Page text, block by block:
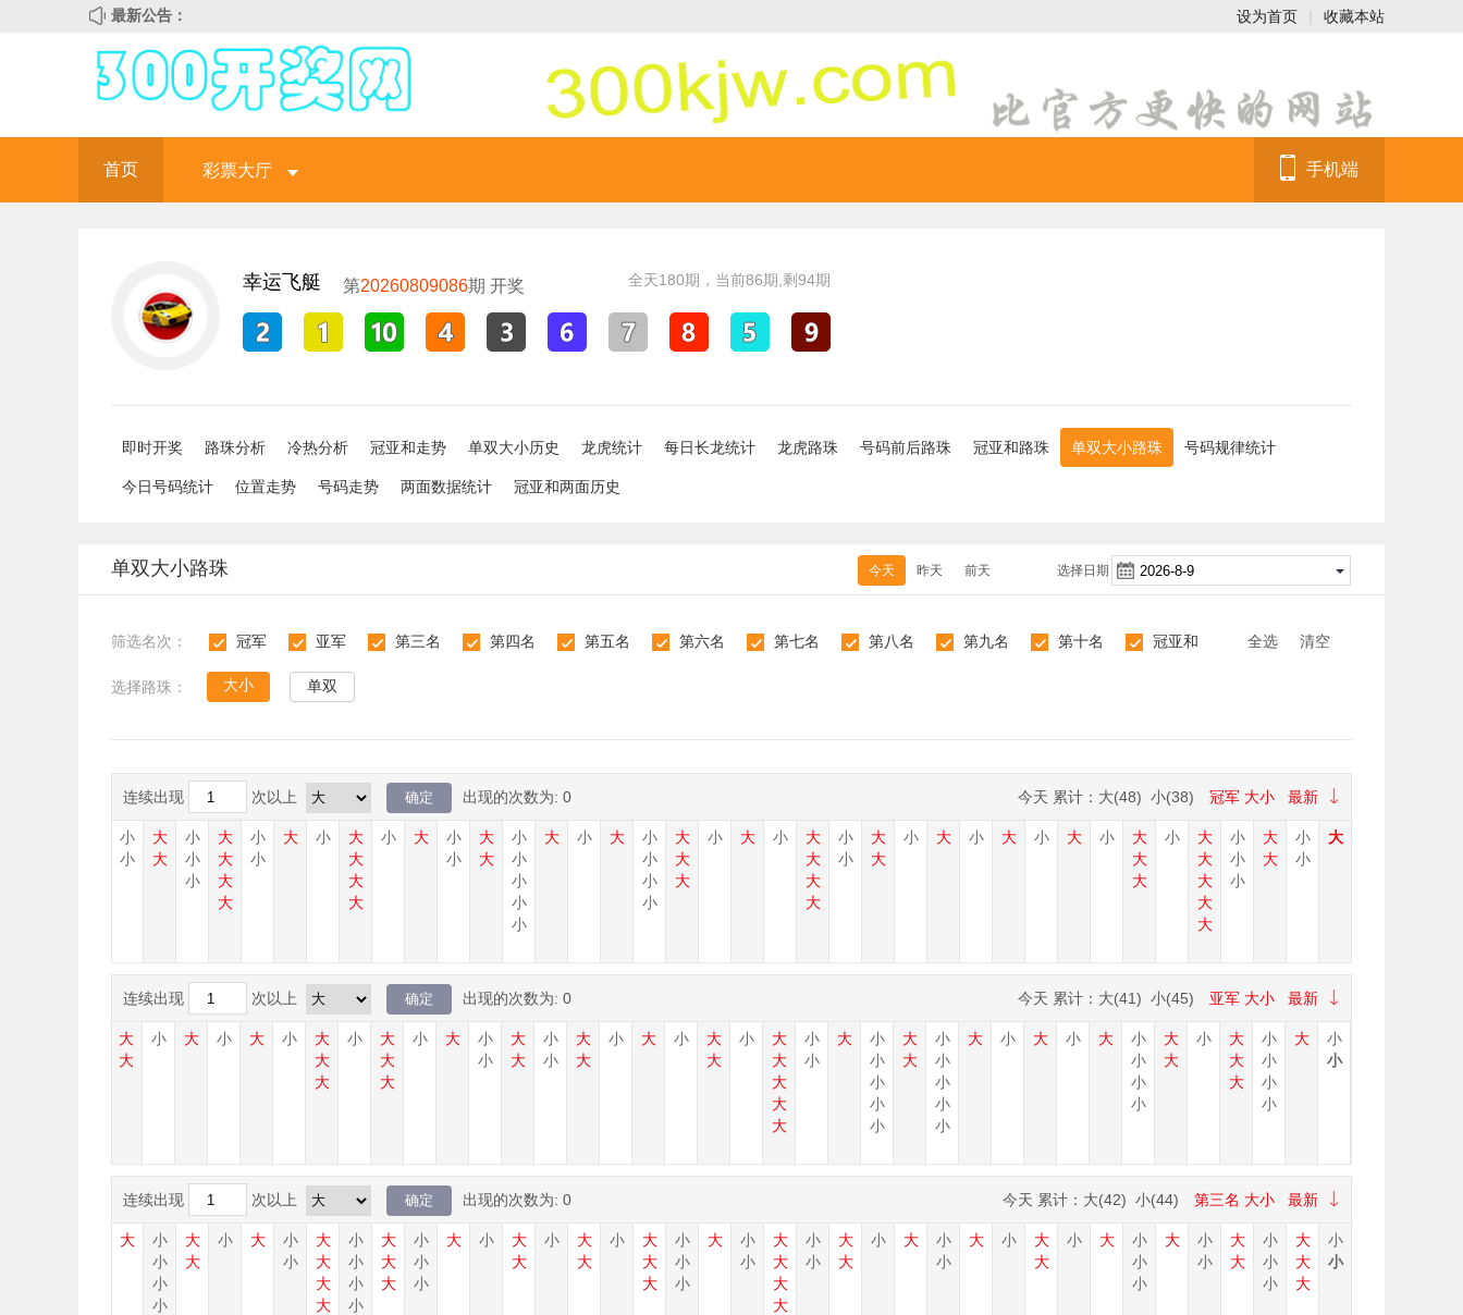
设为首页 | 收藏本站
最新公告：
首页 彩票大厅 手机端
幸运飞艇 第20260809086期 开奖 全天180期，当前86期,剩94期
即时开奖 路珠分析 冷热分析 冠亚和走势 单双大小历史 龙虎统计 每日长龙统计 龙虎路珠 号码前后路珠 冠亚和路珠 单双大小路珠 号码规律统计
今日号码统计 位置走势 号码走势 两面数据统计 冠亚和两面历史
单双大小路珠 今天 昨天 前天 选择日期
筛选名次：
冠军
亚军
第三名
第四名
第五名
第六名
第七名
第八名
第九名
第十名
冠亚和 全选 清空
选择路珠： 大小 单双
连续出现 次以上 出现的次数为: 0 今天 累计：大(48) 小(38) 冠军 大小 最新
大
小
小
大
大
小
小
小
大
大
大
大
大
小
大
大
大
小
大
小
大
小
大
小
大
大
小
小
大
大
大
大
小
大
小
大
大
大
小
小
小
小
大
小
大
小
小
小
小
小
大
大
小
小
大
小
大
大
大
大
小
大
小
小
大
大
大
大
小
小
小
大
大
小
小
连续出现 次以上 出现的次数为: 0 今天 累计：大(41) 小(45) 亚军 大小 最新
小
小
大
小
小
小
小
大
大
大
小
大
大
小
小
小
小
大
小
大
小
大
小
小
小
小
小
大
大
小
小
小
小
小
大
小
小
大
大
大
大
大
小
大
大
小
大
小
大
大
小
小
大
大
小
小
大
小
大
大
大
小
大
大
大
小
大
小
大
小
大
大
连续出现 次以上 出现的次数为: 0 今天 累计：大(42) 小(44) 第三名 大小 最新
小
小
大
大
大
小
小
小
大
大
小
小
大
小
小
小
大
小
大
大
小
大
小
小
大
小
大
大
小
小
大
大
大
大
小
小
大
小
小
小
大
大
大
小
大
大
小
大
大
小
大
小
小
小
大
大
大
小
小
小
小
大
大
大
大
小
小
大
小
大
大
小
小
小
小
大